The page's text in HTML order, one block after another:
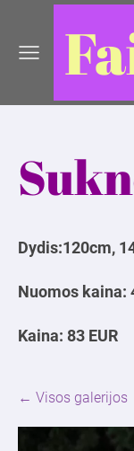
Dydis:120cm,
Nuomos kaina:
Kaina: 83 EUR
Visos galerijos